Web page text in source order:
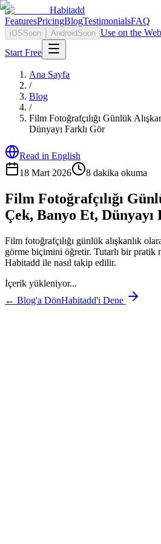
Habitadd
FeaturesPricingBlogTestimonialsFAQ
iOSSoon Android Soon Use on the Web
Start Free
Ana Sayfa
/
Blog
/
Film Fotoğrafçılığı Günlük
Dünyayı Farklı Gör
Read in English
18 Mart 2026
8 dakika okuma
Film Fotoğrafçılığı
Çek, Banyo Et, Dünyayı
Film fotoğrafçılığı günlük alışkanlık
görme biçimini öğretir. Tutarlı bir pratik
Habitadd ile nasıl takip edilir.
İçerik yükleniyor...
← Blog'a DönHabitadd'i Dene